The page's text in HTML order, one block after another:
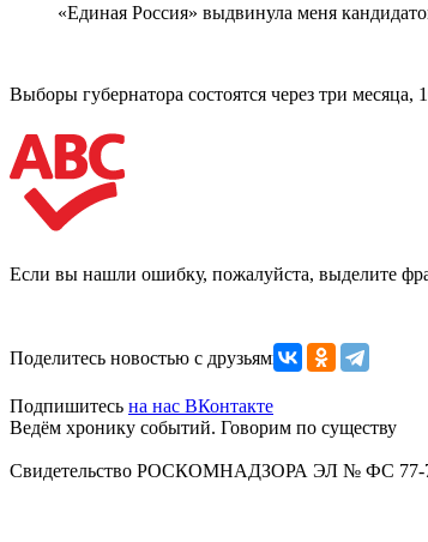
«Единая Россия» выдвинула меня
Выборы губернатора состоятся через три
Если вы нашли ошибку, пожалуйста, выделите
Поделитесь новостью с друзьями
Подпишитесь на нас ВКонтакте
Ведём хронику событий. Говорим по существу
Свидетельство РОСКОМНАДЗОРА ЭЛ № ФС 77-